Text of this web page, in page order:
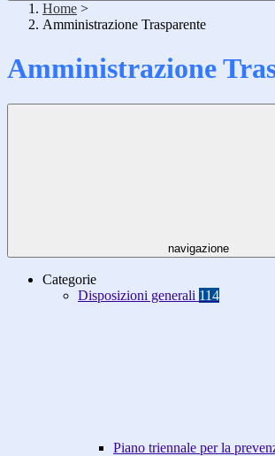
Home >
Amministrazione Trasparente
Amministrazione
navigazione
Categorie
Disposizioni generali 114
Piano triennale per la